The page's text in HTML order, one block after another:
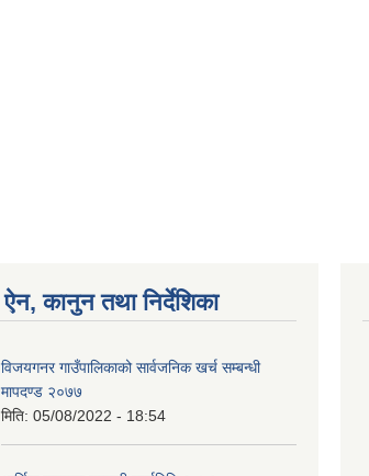
ऐन, कानुन तथा निर्देशिका
विजयगनर गाउँपालिकाको सार्वजनिक खर्च सम्बन्धी
मापदण्ड २०७७
मिति: 05/08/2022 - 18:54